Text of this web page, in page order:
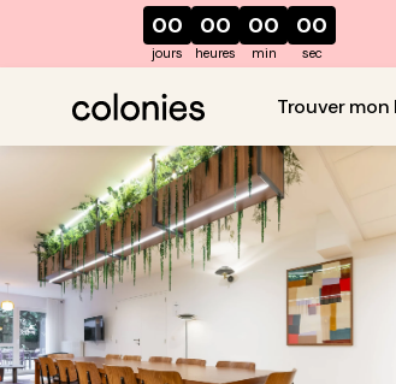
00
jours
00
heures
00
min
00
sec
Trouver